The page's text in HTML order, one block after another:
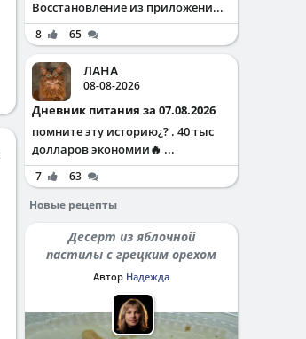
Восстановление из приложени...
8 65
ЛАНА
08-08-2026
Дневник питания за 07.08.2026
помните эту историю¿? . 40 тыс
долларов экономии🔥 ...
7
63
Новые рецепты
Десерт из яблочной
пастилы с грецким орехом
Автор Надежда